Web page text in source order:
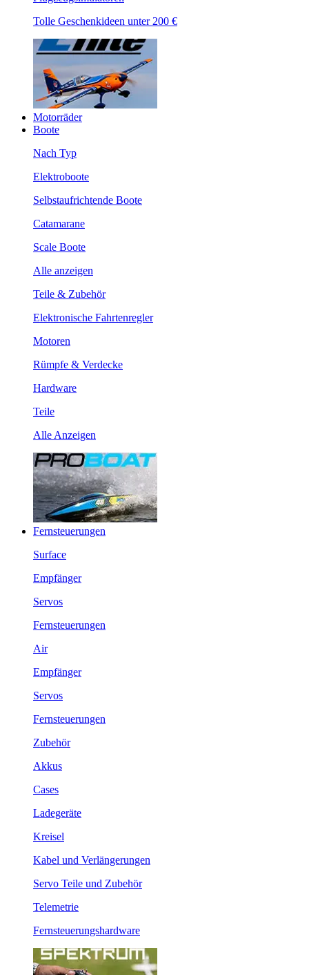
Tolle Geschenkideen unter 200 €
Motorräder
Boote
Nach Typ
Elektroboote
Selbstaufrichtende Boote
Catamarane
Scale Boote
Alle anzeigen
Teile & Zubehör
Elektronische Fahrtenregler
Motoren
Rümpfe & Verdecke
Hardware
Teile
Alle Anzeigen
Fernsteuerungen
Surface
Empfänger
Servos
Fernsteuerungen
Air
Empfänger
Servos
Fernsteuerungen
Zubehör
Akkus
Cases
Ladegeräte
Kreisel
Kabel und Verlängerungen
Servo Teile und Zubehör
Telemetrie
Fernsteuerungshardware